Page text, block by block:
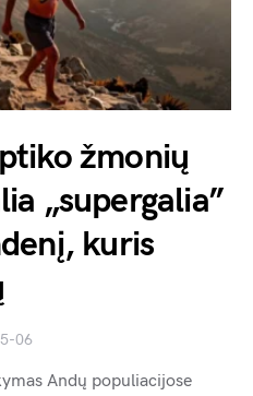
žmonių
„supergalia”
kuris
06
Andų populiacijose